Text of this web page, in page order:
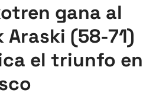
gana al
(58-71)
el triunfo en